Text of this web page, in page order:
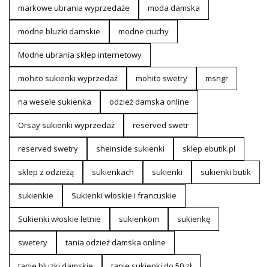
markowe ubrania wyprzedaże moda damska
modne bluzki damskie modne ciuchy
Modne ubrania sklep internetowy
mohito sukienki wyprzedaż mohito swetry msngr
na wesele sukienka odzież damska online
Orsay sukienki wyprzedaż reserved swetr
reserved swetry sheinside sukienki sklep ebutik.pl
sklep z odzieżą sukienkach sukienki sukienki butik
sukienkie Sukienki włoskie i francuskie
Sukienki włoskie letnie sukienkom sukienkę
swetery tania odzież damska online